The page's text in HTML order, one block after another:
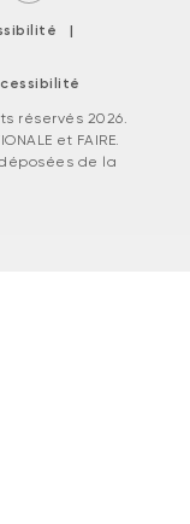
|
réservés 2026.
et FAIRE.
de la